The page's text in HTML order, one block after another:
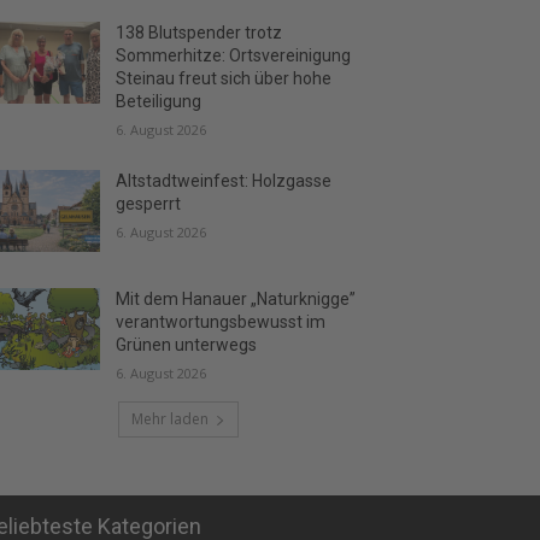
138 Blutspender trotz
Sommerhitze: Ortsvereinigung
Steinau freut sich über hohe
Beteiligung
6. August 2026
Altstadtweinfest: Holzgasse
gesperrt
6. August 2026
Mit dem Hanauer „Naturknigge”
verantwortungsbewusst im
Grünen unterwegs
6. August 2026
Mehr laden
Kategorien